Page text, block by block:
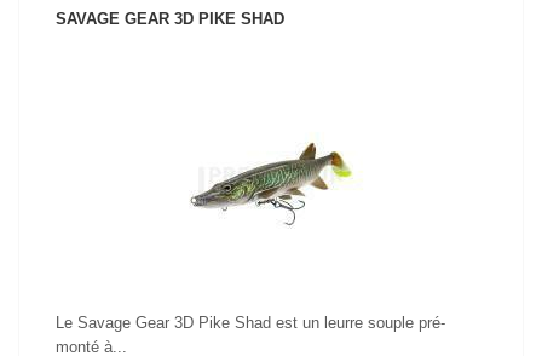
SAVAGE GEAR 3D PIKE SHAD
VOIR LE PRODUIT
Le Savage Gear 3D Pike Shad est un leurre souple pré-
monté à...